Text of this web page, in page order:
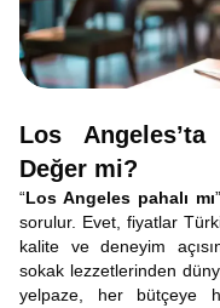
Los Angeles’ta
Değer mi?
“Los Angeles pahalı mı
sorulur. Evet, fiyatlar
kalite ve deneyim
sokak lezzetlerinden
yelpaze, her bütçeye